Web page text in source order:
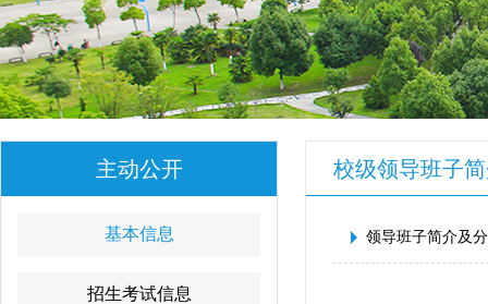
主动公开
基本信息
招生考试信息
校级领导班子
领导班子简介及